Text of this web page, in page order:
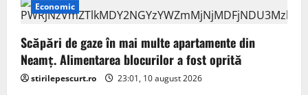
Economic
Scăpări de gaze în mai multe apartamente din
Neamț. Alimentarea blocurilor a fost oprită
stirilepescurt.ro 23:01, 10 august 2026